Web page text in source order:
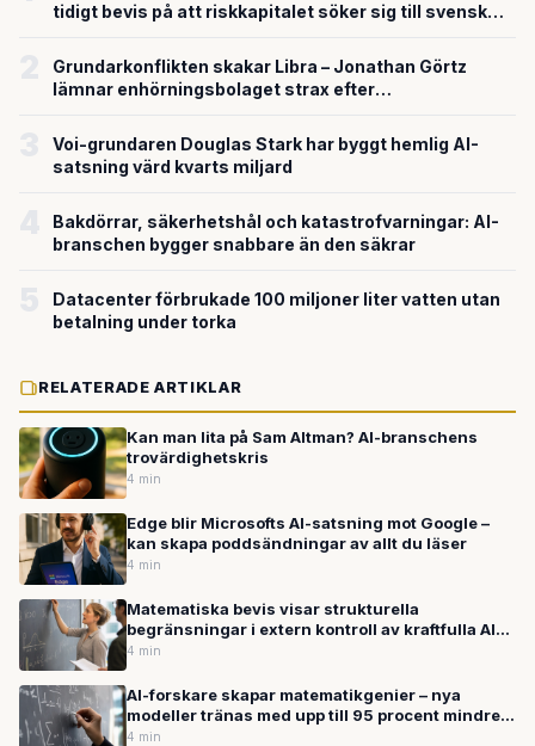
tidigt bevis på att riskkapitalet söker sig till svensk
Grundarkonflikten skakar Libra – Jonathan Görtz
lämnar enhörningsbolaget strax efter
Voi-grundaren Douglas Stark har byggt hemlig AI-
satsning värd kvarts miljard
Bakdörrar, säkerhetshål och katastrofvarningar: AI-
branschen bygger snabbare än den säkrar
Datacenter förbrukade 100 miljoner liter vatten utan
betalning under torka
RELATERADE ARTIKLAR
Kan man lita på Sam Altman? AI-branschens
trovärdighetskris
4 min
Edge blir Microsofts AI-satsning mot Google –
kan skapa poddsändningar av allt du läser
4 min
Matematiska bevis visar strukturella
begränsningar i extern kontroll av kraftfulla AI-
system
4 min
AI-forskare skapar matematikgenier – nya
modeller tränas med upp till 95 procent mindre
data
4 min